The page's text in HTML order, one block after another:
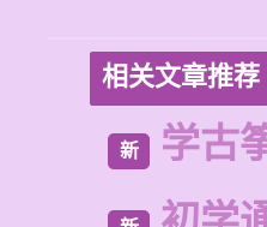
相关文章推荐
新 学古